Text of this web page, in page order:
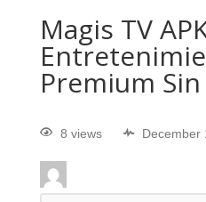
Magis TV
Premium
8 views December